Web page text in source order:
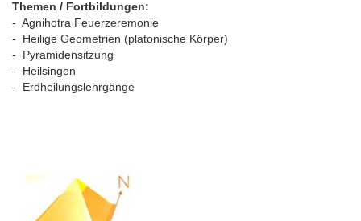
Themen / Fortbildungen:
- Agnihotra Feuerzeremonie
- Heilige Geometrien (platonische Körper)
- Pyramidensitzung
- Heilsingen
- Erdheilungslehrgänge